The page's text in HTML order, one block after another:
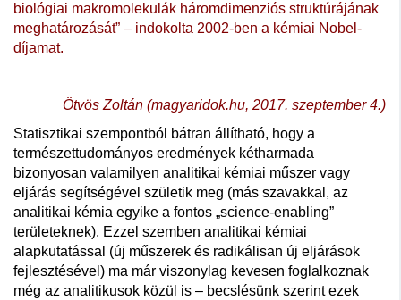
biológiai­ makromolekulák háromdimenziós struktúrájának
meghatározását” – indokolta 2002-ben a kémiai Nobel-
díjamat.
Ötvös Zoltán (magyaridok.hu, 2017. szeptember 4.)
Statisztikai szempontból bátran állítható, hogy a
természettudományos eredmények kétharmada
bizonyosan valamilyen analitikai kémiai műszer vagy
eljárás segítségével születik meg (más szavakkal, az
analitikai kémia egyike a fontos „science-enabling”
területeknek). Ezzel szemben analitikai kémiai
alapkutatással (új műszerek és radikálisan új eljárások
fejlesztésével) ma már viszonylag kevesen foglalkoznak
még az analitikusok közül is – becslésünk szerint ezek